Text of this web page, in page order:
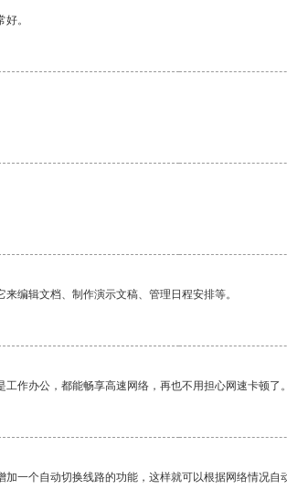
。
编辑文档、制作演示文稿、管理日程安排等。
作办公，都能畅享高速网络，再也不用担心网速卡顿
一个自动切换线路的功能，这样就可以根据网络情况自